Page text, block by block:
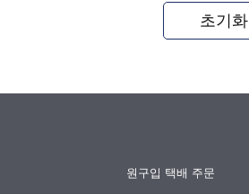
초기화
원구입 택배 주문